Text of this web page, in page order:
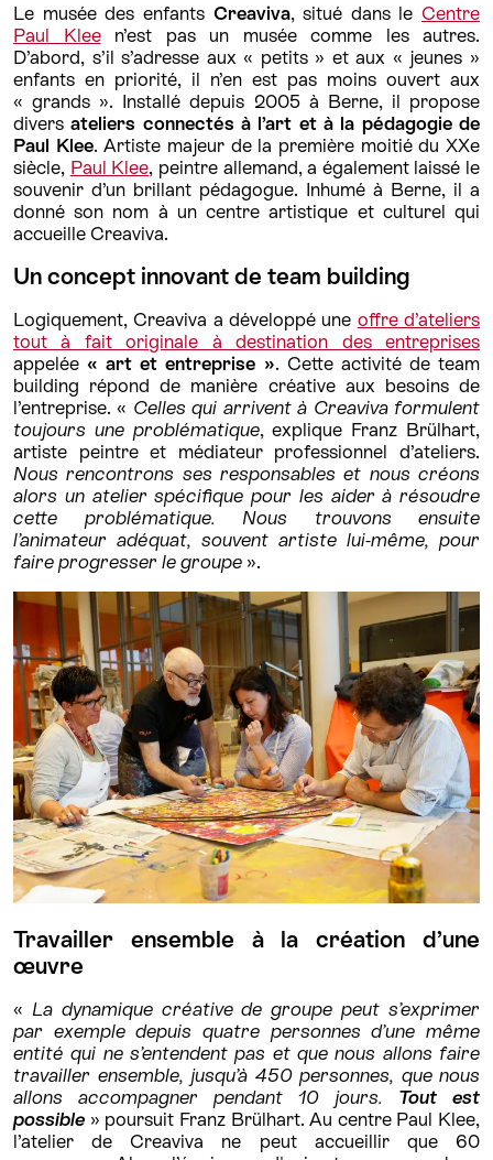
Le musée des enfants Creaviva, situé dans le Centre
Paul Kleen’est pas un musée comme les autres.
D’abord, s’il s’adresse aux « petits » et aux « jeunes »
enfants en priorité, il n’en est pas moins ouvert aux
« grands ». Installé depuis 2005 à Berne, il propose
diversateliers connectés à l’art et à la pédagogie de
Paul Klee. Artiste majeur de la première moitié du XXe
siècle, Paul Klee, peintre allemand, a également laissé le
souvenir d’un brillant pédagogue. Inhumé à Berne, il a
donné son nom à un centre artistique et culturel qui
accueille Creaviva.
Un concept innovant de team building
Logiquement, Creaviva a développé une offre d’ateliers
tout à fait originale à destination des entreprises
appelée« art et entreprise ». Cette activité de team
building répond de manière créative aux besoins de
l’entreprise. « Celles qui arrivent à Creaviva formulent
toujours une problématique, explique Franz Brülhart,
artiste peintre et médiateur professionnel d’ateliers.
Nous rencontrons ses responsables et nous créons
alors un atelier spécifique pour les aider à résoudre
cette problématique. Nous trouvons ensuite
l’animateur adéquat, souvent artiste lui-même, pour
faire progresser le groupe ».
Travailler ensemble à la création d’une
œuvre
« La dynamique créative de groupe peut s’exprimer
par exemple depuis quatre personnes d’une même
entité qui ne s’entendent pas et que nous allons faire
travailler ensemble, jusqu’à 450 personnes, que nous
allons accompagner pendant 10 jours. Tout est
possible » poursuit Franz Brülhart. Au centre Paul Klee,
l’atelier de Creaviva ne peut accueillir que 60